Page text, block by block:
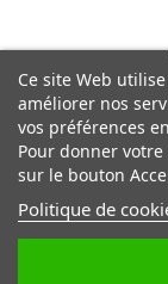
Ce site Web
améliorer nos
vos préférences
Pour donner
sur le bouton
Politique de